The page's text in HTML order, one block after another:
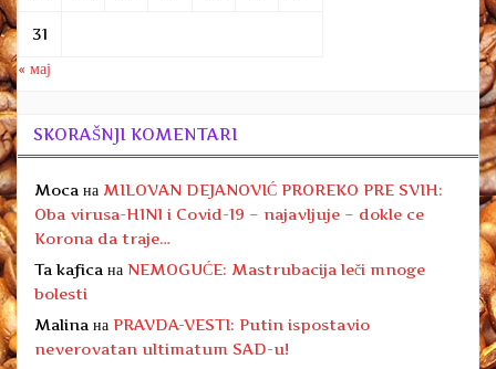
31
« мај
SKORAŠNJI KOMENTARI
Moca на MILOVAN DEJANOVIĆ PROREKO PRE SVIH:
Oba virusa-H1N1 i Covid-19 – najavljuje – dokle ce
Korona da traje…
Ta kafica на NEMOGUĆE: Mastrubacija leči mnoge
bolesti
Malina на PRAVDA-VESTI: Putin ispostavio
neverovatan ultimatum SAD-u!